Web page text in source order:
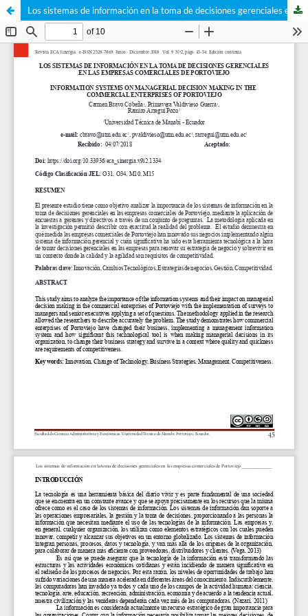
Los sistemas de información en la toma de decisiones gerenciales en las empresas comerciales de Portoviejo